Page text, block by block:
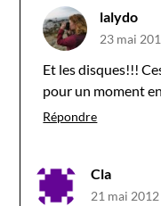
lalydo
23 mai
Et les disques!!!
pour un moment
Répondre
Cla
21 mai